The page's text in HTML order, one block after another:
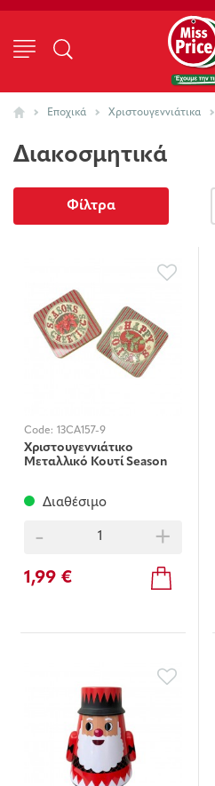
Εποχικά Χριστουγεννιάτικα
Διακοσμητικά
Φίλτρα
Code: 13CA157-9
Χριστουγεννιάτικο
Μεταλλικό Κουτί Season
Διαθέσιμο
- +
1,99 €